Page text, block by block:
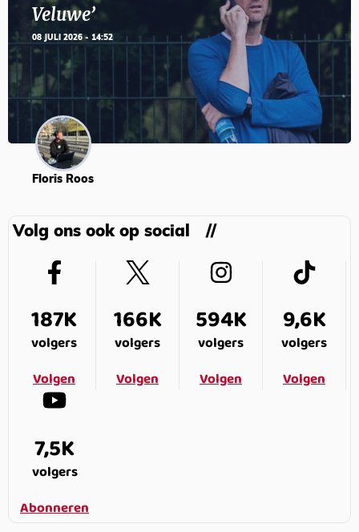
Veluwe’
08 JULI 2026 - 14:52
Floris Roos
Volg ons ook op social
187K
volgers
Volgen
166K
volgers
Volgen
594K
volgers
Volgen
9,6K
volgers
Volgen
7,5K
volgers
Abonneren